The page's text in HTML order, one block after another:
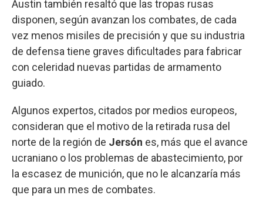
Austin también resaltó que las tropas rusas
disponen, según avanzan los combates, de cada
vez menos misiles de precisión y que su industria
de defensa tiene graves dificultades para fabricar
con celeridad nuevas partidas de armamento
guiado.
Algunos expertos, citados por medios europeos,
consideran que el motivo de la retirada rusa del
norte de la región de Jersón es, más que el avance
ucraniano o los problemas de abastecimiento, por
la escasez de munición, que no le alcanzaría más
que para un mes de combates.